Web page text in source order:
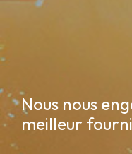
Nous nous
meilleur